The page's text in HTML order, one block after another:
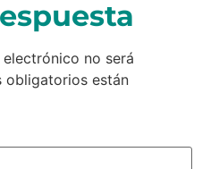
no será
obligatorios están